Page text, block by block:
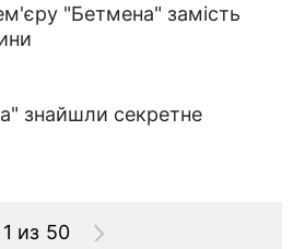
"Бетмена" замість
знайшли секретне
1 из 50